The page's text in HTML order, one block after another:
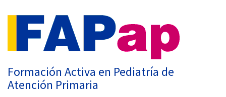
Formación Activa en Pediatría de
Atención Primaria